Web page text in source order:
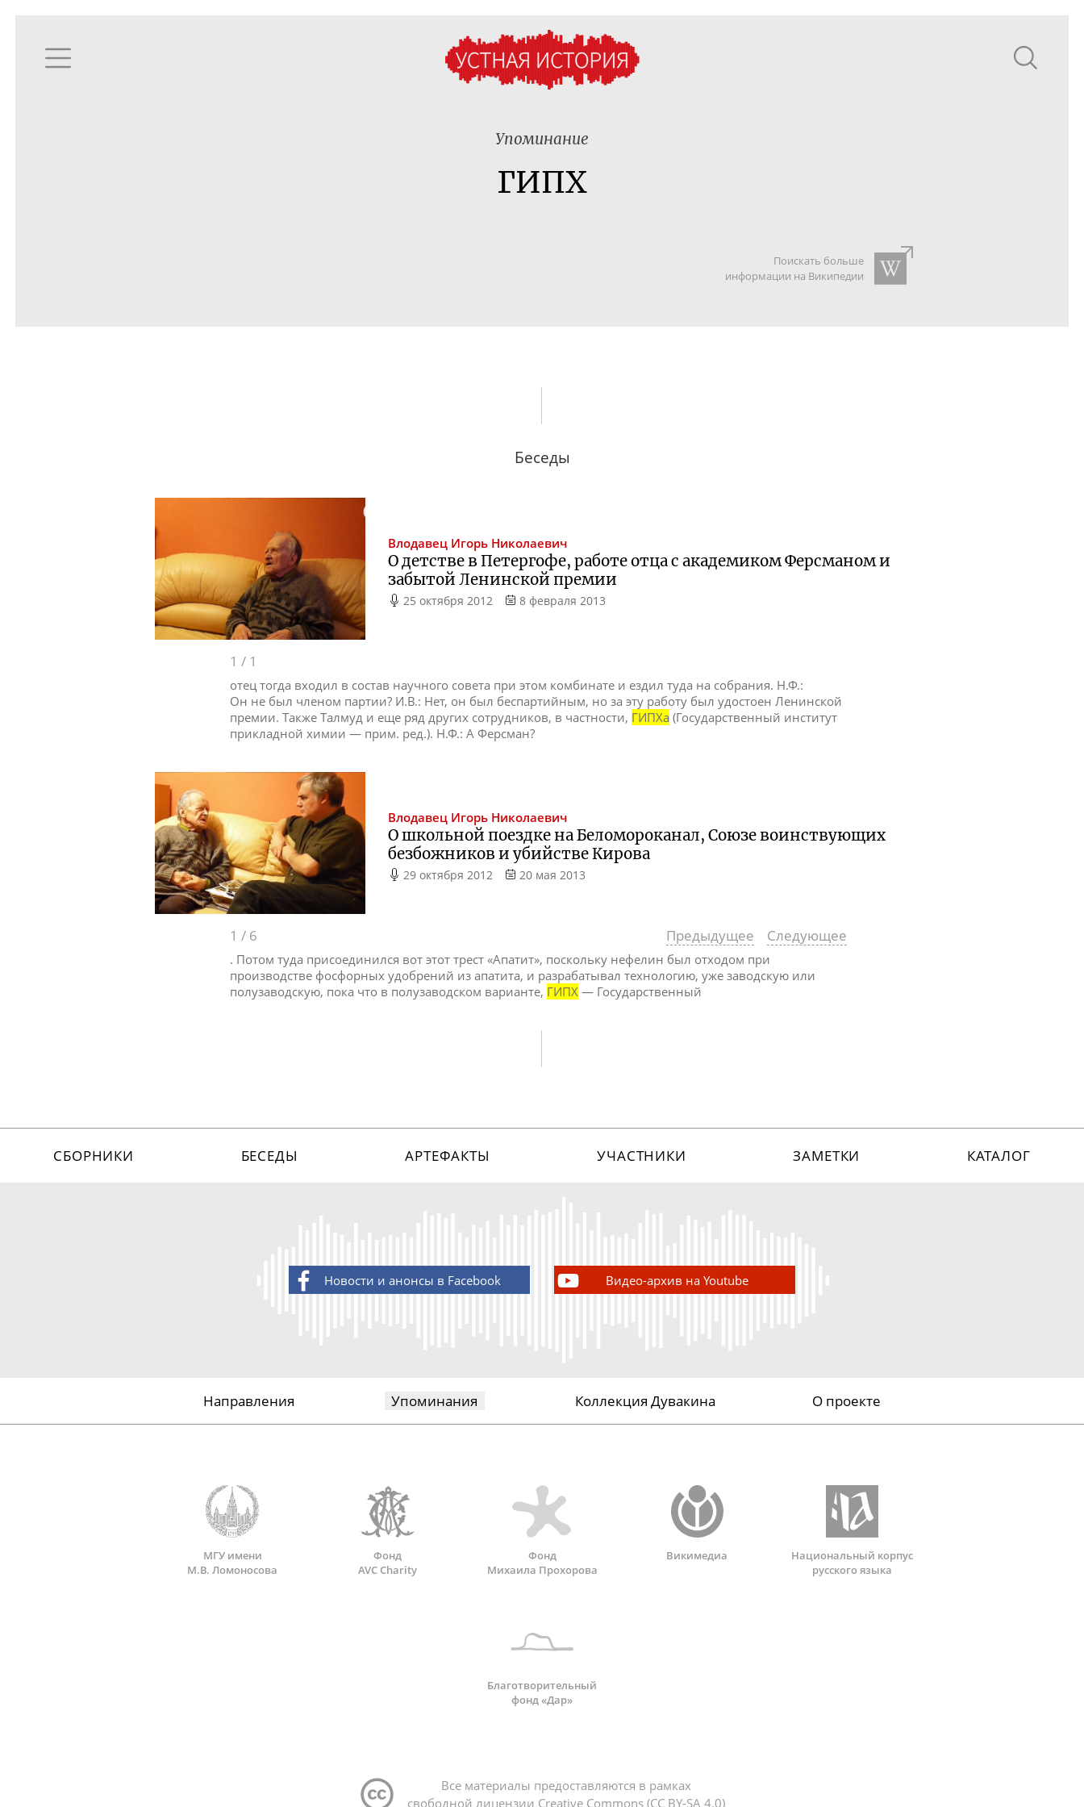
Упоминание
ГИПХ
Поискать больше
информации на Википедии
Беседы
Влодавец Игорь Николаевич
О детстве в Петергофе, работе отца с академиком Ферсманом и
забытой Ленинской премии
25 октября 2012 8 февраля 2013
1 / 1
отец тогда входил в состав научного совета при этом комбинате и ездил туда на собрания. Н.Ф.:
Он не был членом партии? И.В.: Нет, он был беспартийным, но за эту работу был удостоен Ленинской
премии. Также Талмуд и еще ряд других сотрудников, в частности, ГИПХа (Государственный институт
прикладной химии — прим. ред.). Н.Ф.: А Ферсман?
Влодавец Игорь Николаевич
О школьной поездке на Беломороканал, Союзе воинствующих
безбожников и убийстве Кирова
29 октября 2012 20 мая 2013
1 / 6 Предыдущее Следующее
. Потом туда присоединился вот этот трест «Апатит», поскольку нефелин был отходом при
производстве фосфорных удобрений из апатита, и разрабатывал технологию, уже заводскую или
полузаводскую, пока что в полузаводском варианте, ГИПХ — Государственный
СБОРНИКИ БЕСЕДЫ АРТЕФАКТЫ УЧАСТНИКИ ЗАМЕТКИ КАТАЛОГ
Новости и анонсы в Facebook Видео-архив на Youtube
Направления Упоминания Коллекция Дувакина О проекте
МГУ имени
М.В. Ломоносова
Фонд
AVC Charity
Фонд
Михаила Прохорова
Викимедиа
Национальный корпус
русского языка
Благотворительный
фонд «Дар»
Все материалы предоставляются в рамках
свободной лицензии Creative Commons (CC BY-SA 4.0)